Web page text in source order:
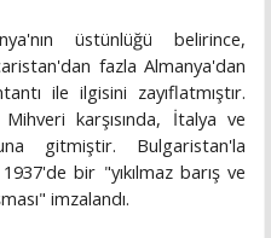
üstünlüğü belirince,
fazla Almanya'dan
ile ilgisini zayıflatmıştır.
karşısında, İtalya ve
gitmiştir. Bulgaristan'la
bir "yıkılmaz barış ve
imzalandı.